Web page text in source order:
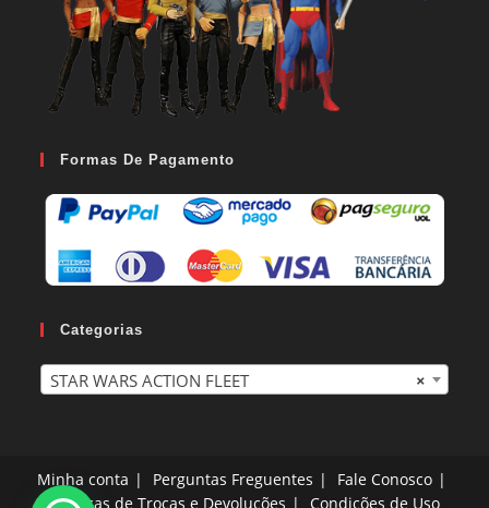
Formas De Pagamento
Categorias
×
STAR WARS ACTION FLEET
Minha conta Perguntas Freguentes
Fale Conosco
Políticas de Trocas e Devoluções
Condições de Uso